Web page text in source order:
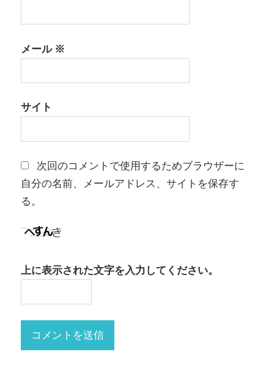
メール※
サイト
次回のコメントで使用するためブラウザーに
自分の名前、メールアドレス、サイトを保存す
る。
上に表示された文字を入力してください。